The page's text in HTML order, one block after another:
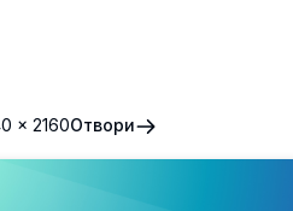
× 2160Отвори